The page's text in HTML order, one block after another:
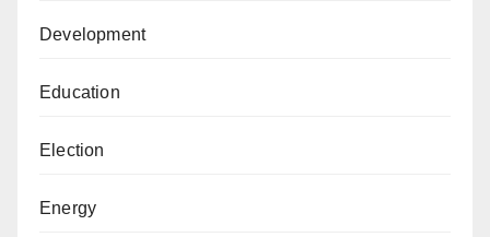
Development
Education
Election
Energy